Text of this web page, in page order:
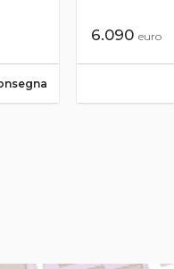
6.090 euro